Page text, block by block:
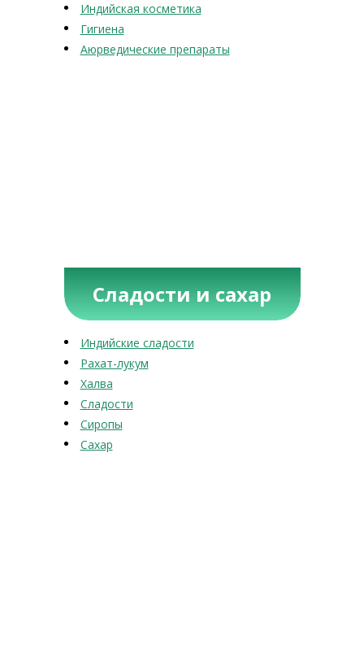
Индийская косметика
Гигиена
Аюрведические препараты
Сладости и сахар
Индийские сладости
Рахат-лукум
Халва
Сладости
Сиропы
Сахар